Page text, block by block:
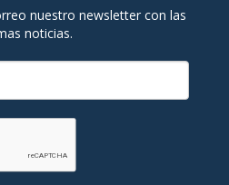
nuestro newsletter con las
noticias.